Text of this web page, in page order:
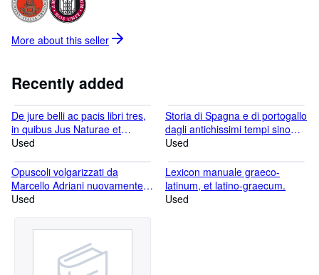
particular attention to bibliographic area such as political and
economic thought, especially in the Enlightenment and French
Revolution Age, the crucial period of political and philosophical
turmoil for the birth of modernity. He is a member of the
More about this seller
Recently added
De jure belli ac pacis libri tres,
in quibus Jus Naturae et
Gentium, item Juris Publici
annotatis auctoris, eiusdemque
dissertatione de Mari Libero [.].
Used
Storia di Spagna e di portogallo
dagli antichissimi tempi sino
alla morte di Carlo III [.].
Used
Opuscoli volgarizzati da
Marcello Adriani nuovamente
confrontati col testo e illustrati
Ambrosoli.
Used
Lexicon manuale graeco-
latinum, et latino-graecum.
Used